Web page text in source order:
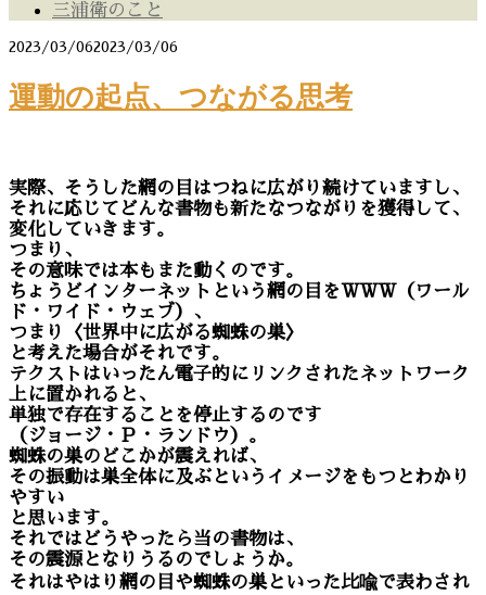
三浦衛のこと
2023/03/062023/03/06
運動の起点、つながる思考
実際、そうした網の目はつねに広がり続けていますし、
それに応じてどんな書物も新たなつながりを獲得して、
変化していきます。
つまり、
その意味では本もまた動くのです。
ちょうどインターネットという網の目をＷＷＷ（ワール
ド・ワイド・ウェブ）、
つまり〈世界中に広がる蜘蛛の巣〉
と考えた場合がそれです。
テクストはいったん電子的にリンクされたネットワーク
上に置かれると、
単独で存在することを停止するのです
（ジョージ・Ｐ・ランドウ）。
蜘蛛の巣のどこかが震えれば、
その振動は巣全体に及ぶというイメージをもつとわかり
やすい
と思います。
それではどうやったら当の書物は、
その震源となりうるのでしょうか。
それはやはり網の目や蜘蛛の巣といった比喩で表わされ